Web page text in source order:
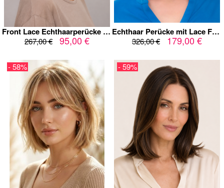
Front Lace Echthaarperücke Damen 100% Remy Echthaar – Eleganter Bob Dunkelbraun, Kurz & Voluminös, Natürlicher Haaransatz, Unsichtbare Lace
267,00 € 95,00 €
Echthaar Perücke mit Lace Front – Natürlicher Look & Komfort | Premium Damenperücke
326,00 € 179,00 €
- 58% - 59%